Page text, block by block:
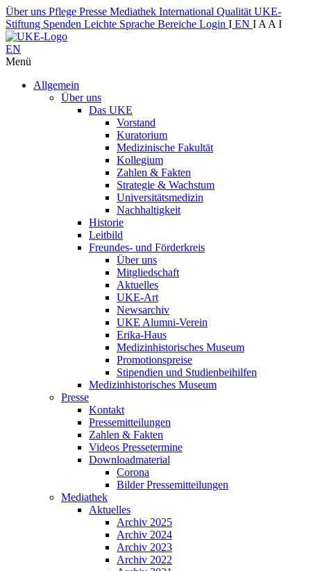
Über uns Pflege Presse Mediathek International Qualität UKE-
Stiftung Spenden Leichte Sprache Bereiche Login I EN I A A I
EN
Menü
Allgemein
Über uns
Das UKE
Vorstand
Kuratorium
Medizinische Fakultät
Kollegium
Zahlen & Fakten
Strategie & Wachstum
Universitätsmedizin
Nachhaltigkeit
Historie
Leitbild
Freundes- und Förderkreis
Über uns
Mitgliedschaft
Aktuelles
UKE-Art
Newsarchiv
UKE Alumni-Verein
Erika-Haus
Medizinhistorisches Museum
Promotionspreise
Stipendien und Studienbeihilfen
Medizinhistorisches Museum
Presse
Kontakt
Pressemitteilungen
Zahlen & Fakten
Videos Pressetermine
Downloadmaterial
Corona
Bilder Pressemitteilungen
Mediathek
Aktuelles
Archiv 2025
Archiv 2024
Archiv 2023
Archiv 2022